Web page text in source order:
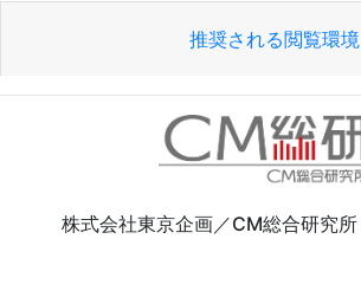
推奨される閲覧環境
株式会社東京企画／CM総合研究所